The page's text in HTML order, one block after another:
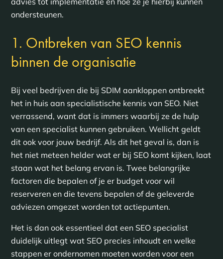
ondersteunen.
1. Ontbreken van SEO kennis
binnen de organisatie
Bij veel bedrijven die bij SDIM aankloppen ontbreekt
het in huis aan specialistische kennis van SEO. Niet
verrassend, want dat is immers waarbij ze de hulp
van een specialist kunnen gebruiken. Wellicht geldt
dit ook voor jouw bedrijf. Als dit het geval is, dan is
het niet meteen helder wat er bij SEO komt kijken, laat
staan wat het belang ervan is. Twee belangrijke
factoren die bepalen of je er budget voor wil
reserveren en die tevens bepalen of de geleverde
adviezen omgezet worden tot actiepunten.
Het is dan ook essentieel dat een SEO specialist
duidelijk uitlegt wat SEO precies inhoudt en welke
stappen er ondernomen moeten worden voor een